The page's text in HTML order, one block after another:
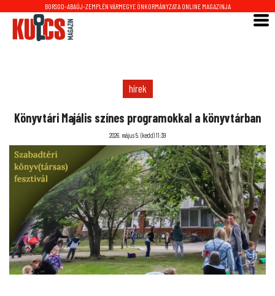
BORSOD-ABAÚJ-ZEMPLÉN VÁRMEGYE ÖNKORMÁNYZATA ONLINE MAGAZINJA
hírek
Könyvtári Majális színes programokkal a könyvtárban
2026. május 5. (kedd) 11:39